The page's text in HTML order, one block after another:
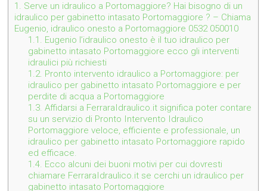
1. Serve un idraulico a Portomaggiore? Hai bisogno di un
idraulico per gabinetto intasato Portomaggiore ? – Chiama
Eugenio, idraulico onesto a Portomaggiore 0532 050010
1.1. Eugenio l’idraulico onesto è il tuo idraulico per
gabinetto intasato Portomaggiore ecco gli interventi
idraulici più richiesti
1.2. Pronto intervento idraulico a Portomaggiore: per
idraulico per gabinetto intasato Portomaggiore e per
perdite di acqua a Portomaggiore
1.3. Affidarsi a FerraraIdraulico.it significa poter contare
su un servizio di Pronto Intervento Idraulico
Portomaggiore veloce, efficiente e professionale, un
idraulico per gabinetto intasato Portomaggiore rapido
ed efficace.
1.4. Ecco alcuni dei buoni motivi per cui dovresti
chiamare FerraraIdraulico.it se cerchi un idraulico per
gabinetto intasato Portomaggiore